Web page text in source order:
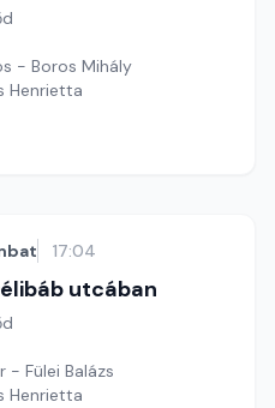
- Boros Mihály
Henrietta
17:04
utcában
- Fülei Balázs
Henrietta